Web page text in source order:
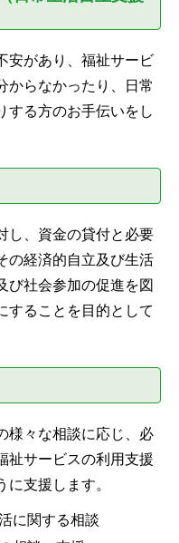
安があり、福祉サービ
からなかったり、日常
する方のお手伝いをし
し、資金の貸付と必要
の経済的自立及び生活
び社会参加の促進を図
することを目的として
様々な相談に応じ、必
祉サービスの利用支援
支援します。
に関する相談